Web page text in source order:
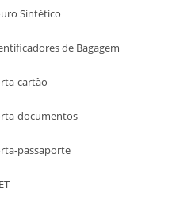
Sintético
de Bagagem
cartão
documentos
passaporte